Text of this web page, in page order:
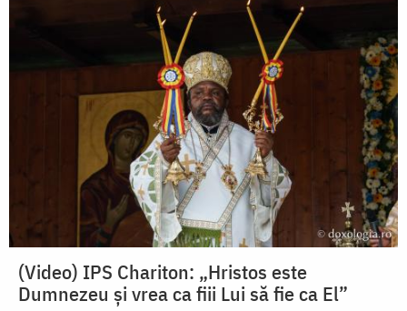
(Video) IPS Chariton: „Hristos este
Dumnezeu și vrea ca fiii Lui să fie ca El”